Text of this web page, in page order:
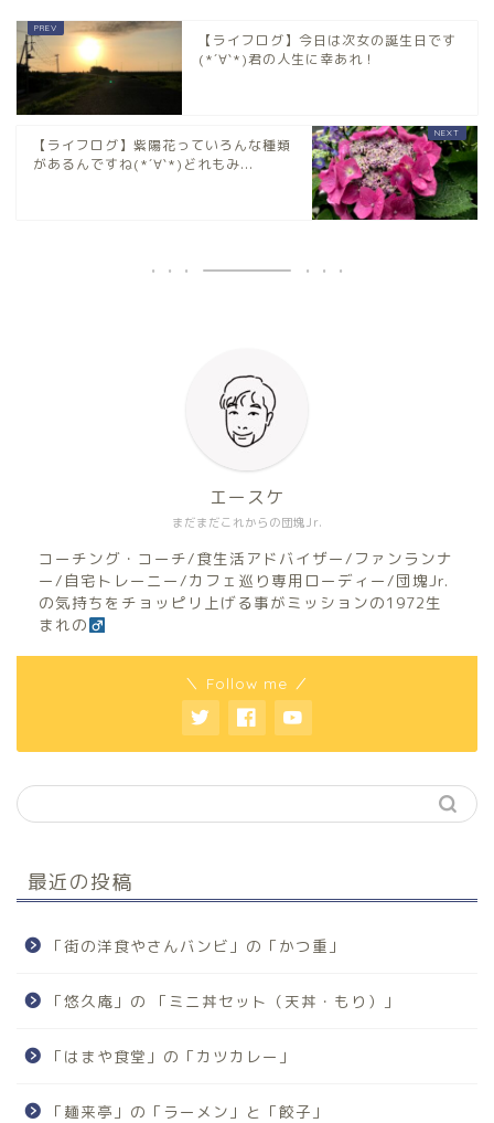
【ライフログ】今日は次女の誕生日です
(*´∀`*)君の人生に幸あれ！
【ライフログ】紫陽花っていろんな種類
があるんですね(*´∀`*)どれもみ...
まだまだこれからの団塊Jr.
エースケ
コーチング・コーチ/食生活アドバイザー/ファンランナ
ー/自宅トレーニー/カフェ巡り専用ローディー/団塊Jr.
の気持ちをチョッピリ上げる事がミッションの1972生
まれの
＼ Follow me ／
最近の投稿
「街の洋食やさんバンビ」の「かつ重」
「悠久庵」の 「ミニ丼セット（天丼・もり）」
「はまや食堂」の「カツカレー」
「麺来亭」の「ラーメン」と「餃子」